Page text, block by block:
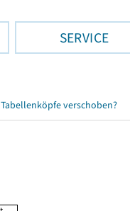
SERVICE
Tabellenköpfe verschoben?